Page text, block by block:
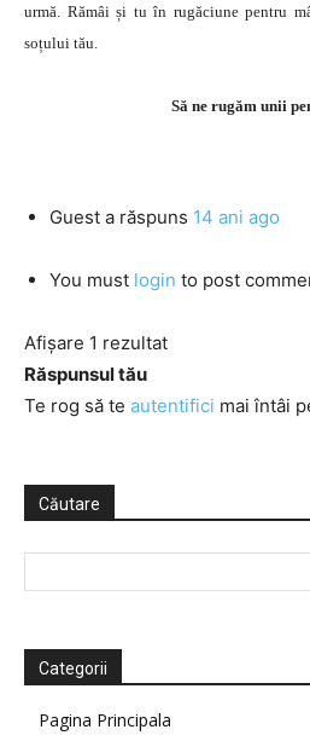
urmă. Rămâi și tu în rugăciune pentru
soțului tău.
Să ne rugăm unii
Guest a răspuns 14 ani ago
You must login to post
Afișare 1 rezultat
Răspunsul tău
Te rog să te autentifici mai întâi
Căutare
Categorii
Pagina Principala